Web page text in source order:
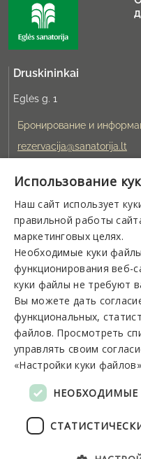
Druskininkai
Eglės g. 1
Бронирование и
rezervacija@sanatorija.lt
Вы можете
I-V 8:00-19:00 VI-VII
Новостная рассылка
Использование
Наш сайт использует
правильной работы
маркетинговых целях.
Необходимые куки
функционирования веб-
куки файлы не требуют
Вы можете дать
функциональных,
файлов. Просмотреть
управлять своим
«Настройки куки
НЕОБХОДИМЫЕ